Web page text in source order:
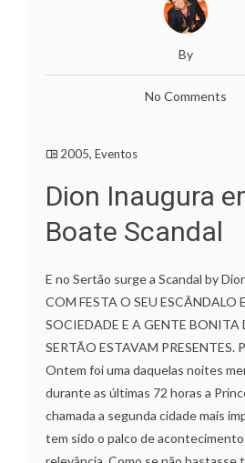
By
No Comments
2005, Eventos
Dion Inaugura
Boate Scandal
E no Sertão surge a Scandal by
COM FESTA O SEU ESCÂNDALO
SOCIEDADE E A GENTE BONITA
SERTÃO ESTAVAM PRESENTES.
Ontem foi uma daquelas noites
durante as últimas 72 horas a
chamada a segunda cidade mais
tem sido o palco de